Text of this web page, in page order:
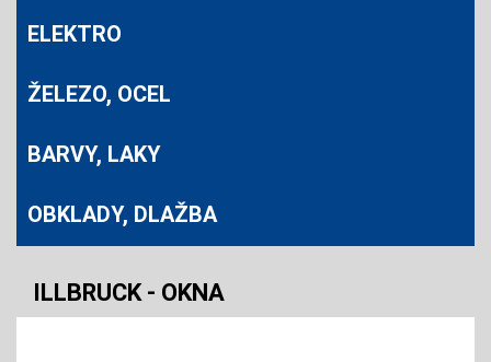
ELEKTRO
ŽELEZO, OCEL
BARVY, LAKY
OBKLADY, DLAŽBA
ILLBRUCK - OKNA